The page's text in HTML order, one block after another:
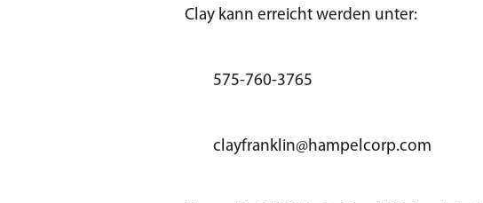
Clay kann erreicht werden unter:
575-760-3765
clayfranklin@hampelcorp.com